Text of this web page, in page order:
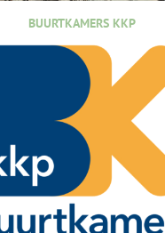
BUURTKAMERS KKP